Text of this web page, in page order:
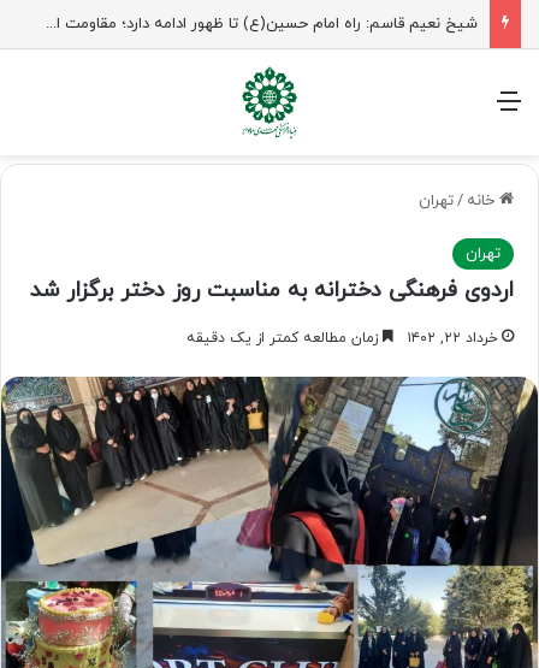
شیخ نعیم قاسم: راه امام حسین(ع) تا ظهور ادامه دارد؛ مقاومت از کربلا الهام می‌گیرد
منو
خانه /تهران
تهران
اردوی فرهنگی دخترانه به مناسبت روز دختر برگزار شد
خرداد ۲۲, ۱۴۰۲ زمان مطالعه کمتر از یک دقیقه